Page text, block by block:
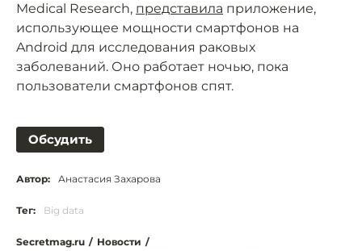
Medical Research, представила приложение,
использующее мощности смартфонов на
Android для исследования раковых
заболеваний. Оно работает ночью, пока
пользователи смартфонов спят.
Обсудить
Автор: Анастасия Захарова
Тег: Big data
Secretmag.ru / Новости /